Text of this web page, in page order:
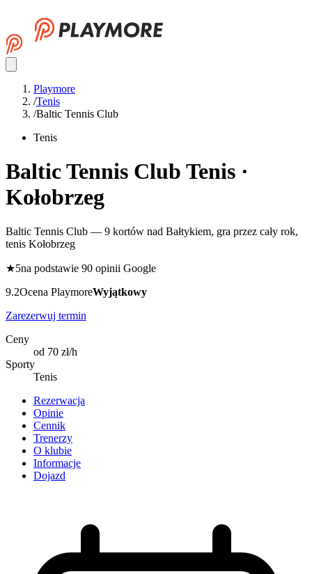
Playmore
/Tenis
/Baltic Tennis Club
Tenis
Baltic Tennis Club Tenis ·
Kołobrzeg
Baltic Tennis Club — 9 kortów nad Bałtykiem, gra przez cały rok,
tenis Kołobrzeg
★5na podstawie 90 opinii Google
9.2Ocena PlaymoreWyjątkowy
Zarezerwuj termin
Ceny
od 70 zł/h
Sporty
Tenis
Rezerwacja
Opinie
Cennik
Trenerzy
O klubie
Informacje
Dojazd